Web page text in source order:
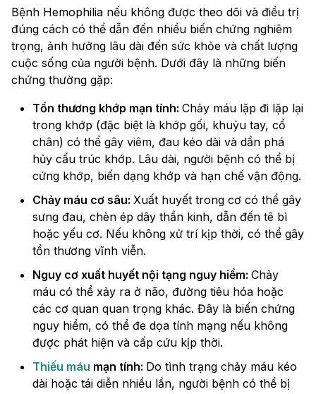
Bệnh Hemophilia nếu không được theo dõi và điều trị
đúng cách có thể dẫn đến nhiều biến chứng nghiêm
trọng, ảnh hưởng lâu dài đến sức khỏe và chất lượng
cuộc sống của người bệnh. Dưới đây là những biến
chứng thường gặp:
Tổn thương khớp mạn tính: Chảy máu lặp đi lặp lại
trong khớp (đặc biệt là khớp gối, khuỷu tay, cổ
chân) có thể gây viêm, đau kéo dài và dần phá
hủy cấu trúc khớp. Lâu dài, người bệnh có thể bị
cứng khớp, biến dạng khớp và hạn chế vận động.
Chảy máu cơ sâu: Xuất huyết trong cơ có thể gây
sưng đau, chèn ép dây thần kinh, dẫn đến tê bì
hoặc yếu cơ. Nếu không xử trí kịp thời, có thể gây
tổn thương vĩnh viễn.
Nguy cơ xuất huyết nội tạng nguy hiểm: Chảy
máu có thể xảy ra ở não, đường tiêu hóa hoặc
các cơ quan quan trọng khác. Đây là biến chứng
nguy hiểm, có thể đe dọa tính mạng nếu không
được phát hiện và cấp cứu kịp thời.
Thiếu máu mạn tính: Do tình trạng chảy máu kéo
dài hoặc tái diễn nhiều lần, người bệnh có thể bị